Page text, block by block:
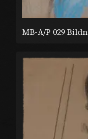
MB-A/P 029